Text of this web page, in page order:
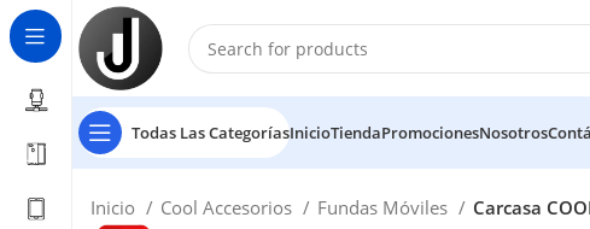
Todas Las CategoríasInicioTiendaPromocionesNosotros
Inicio Cool Accesorios Fundas Móviles Carcasa